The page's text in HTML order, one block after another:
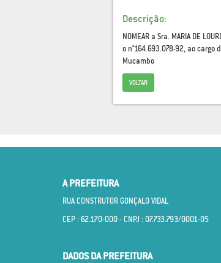
Descrição:
NOMEAR a Sra. MARIA DE
o n°164.693.078-92, ao cargo
Mucambo
VOLTAR
A PREFEITURA
RUA CONSTRUTOR GONÇALO VIDAL
CEP : 62.170­-000 - CNPJ : 07.733.793/0001­-05
DADOS DA PREFEITURA